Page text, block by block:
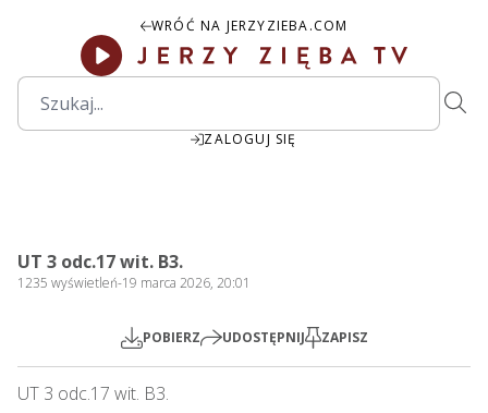
WRÓĆ NA JERZYZIEBA.COM
ZALOGUJ SIĘ
UT 3 odc.17 wit. B3.
1235 wyświetleń-19 marca 2026, 20:01
POBIERZ UDOSTĘPNIJ ZAPISZ
UT 3 odc.17 wit. B3.